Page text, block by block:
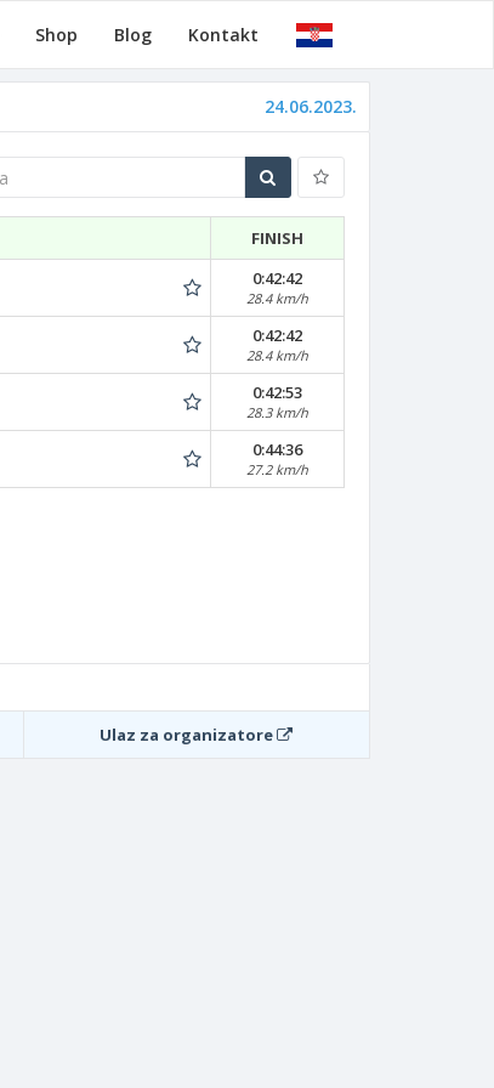
Shop Blog Kontakt
24.06.2023.
FINISH
0:42:42
28.4 km/h
0:42:42
28.4 km/h
0:42:53
28.3 km/h
0:44:36
27.2 km/h
Ulaz za organizatore